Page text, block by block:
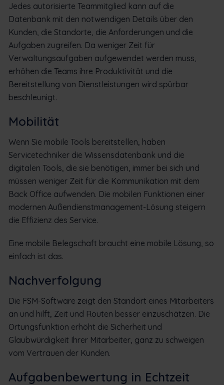
Jedes autorisierte Teammitglied kann auf die
Datenbank mit den notwendigen Details über den
Kunden, die Standorte, die Anforderungen und die
Aufgaben zugreifen. Da weniger Zeit für
Verwaltungsaufgaben aufgewendet werden muss,
erhöhen die Teams ihre Produktivität und die
Bereitstellung von Dienstleistungen wird spürbar
beschleunigt.
Mobilität
Wenn Sie mobile Tools bereitstellen, haben
Servicetechniker die Wissensdatenbank und die
digitalen Tools, die sie benötigen, immer bei sich und
müssen weniger Zeit für die Kommunikation mit dem
Back Office aufwenden. Die mobilen Funktionen einer
modernen Außendienstmanagement-Lösung steigern
die Effizienz des Service.
Eine mobile Belegschaft braucht eine mobile Lösung, so
einfach ist das.
Nachverfolgung
Die FSM-Software zeigt den Standort eines Mitarbeiters
an und hilft, Zeit und Routen besser einzuschätzen. Die
Ortungsfunktion erhöht die Sicherheit und
Glaubwürdigkeit Ihrer Mitarbeiter, ganz zu schweigen
vom Vertrauen der Kunden.
Aufgabenbewertung in Echtzeit